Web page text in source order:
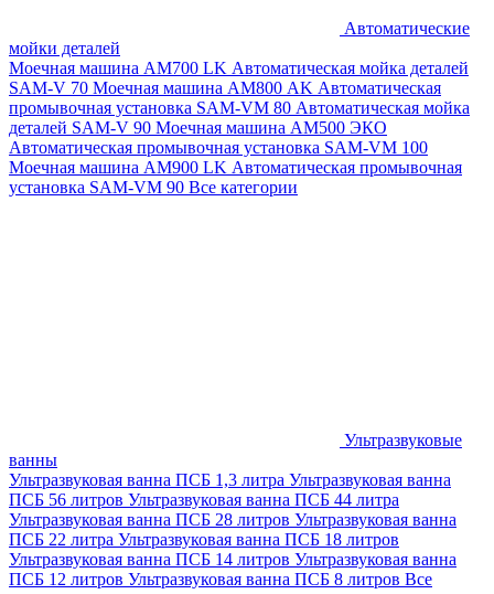
Автоматические
мойки деталей
Моечная машина AM700 LK Автоматическая мойка деталей
SAM-V 70 Моечная машина АМ800 AK Автоматическая
промывочная установка SAM-VM 80 Автоматическая мойка
деталей SAM-V 90 Моечная машина АМ500 ЭКО
Автоматическая промывочная установка SAM-VM 100
Моечная машина AM900 LK Автоматическая промывочная
установка SAM-VM 90 Все категории
Ультразвуковые
ванны
Ультразвуковая ванна ПСБ 1,3 литра Ультразвуковая ванна
ПСБ 56 литров Ультразвуковая ванна ПСБ 44 литра
Ультразвуковая ванна ПСБ 28 литров Ультразвуковая ванна
ПСБ 22 литра Ультразвуковая ванна ПСБ 18 литров
Ультразвуковая ванна ПСБ 14 литров Ультразвуковая ванна
ПСБ 12 литров Ультразвуковая ванна ПСБ 8 литров Все